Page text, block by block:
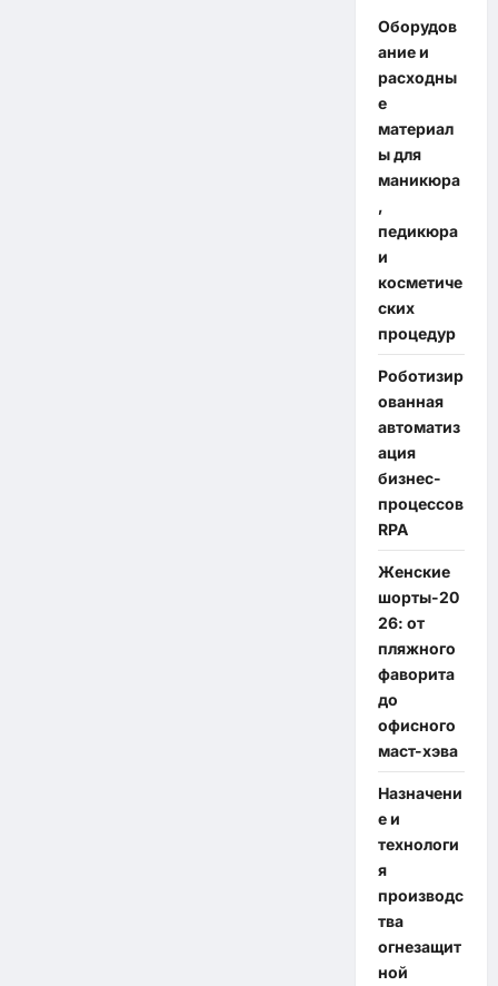
Оборудов
ание и
расходны
е
материал
ы для
маникюра
,
педикюра
и
косметиче
ских
процедур
Роботизир
ованная
автоматиз
ация
бизнес-
процессов
RPA
Женские
шорты-20
26: от
пляжного
фаворита
до
офисного
маст-хэва
Назначени
е и
технологи
я
производс
тва
огнезащит
ной